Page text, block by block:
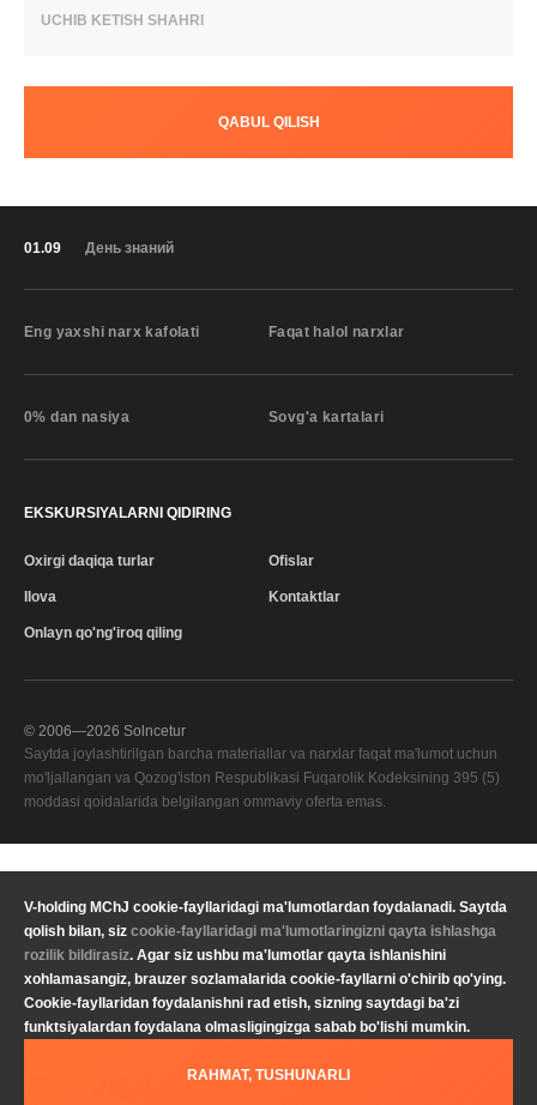
V-holding MChJ cookie-fayllaridagi ma'lumotlardan foydalanadi. Saytda
qolish bilan, siz cookie-fayllaridagi ma'lumotlaringizni qayta ishlashga
rozilik bildirasiz. Agar siz ushbu ma'lumotlar qayta ishlanishini
xohlamasangiz, brauzer sozlamalarida cookie-fayllarni o'chirib qo'ying.
Cookie-fayllaridan foydalanishni rad etish, sizning saytdagi ba'zi
funktsiyalardan foydalana olmasligingizga sabab bo'lishi mumkin.
RAHMAT, TUSHUNARLI
UCHIB KETISH SHAHRI
QABUL QILISH
01.09 День знаний
Eng yaxshi narx kafolati Faqat halol narxlar
0% dan nasiya Sovg'a kartalari
EKSKURSIYALARNI QIDIRING
Oxirgi daqiqa turlar
Ilova
Onlayn qo'ng'iroq qiling
Ofislar
Kontaktlar
© 2006—2026 Solncetur
Saytda joylashtirilgan barcha materiallar va narxlar faqat ma'lumot uchun
mo'ljallangan va Qozog'iston Respublikasi Fuqarolik Kodeksining 395 (5)
moddasi qoidalarida belgilangan ommaviy oferta emas.
Sizning mintaqangiz —
Valyuta KZT Qozog'iston tenge
Til O'zbekcha
Sifat xizmati
Maxfiylik
siyosati
Yuridik ma'lumot